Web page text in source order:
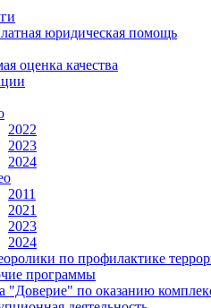
юридическая помощь
оценка качества
2022
2023
2024
2011
2021
2023
2024
по профилактике
программы
"Доверие" по оказанию